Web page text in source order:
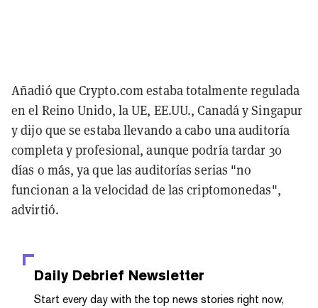
Añadió que Crypto.com estaba totalmente regulada
en el Reino Unido, la UE, EE.UU., Canadá y Singapur
y dijo que se estaba llevando a cabo una auditoría
completa y profesional, aunque podría tardar 30
días o más, ya que las auditorías serias "no
funcionan a la velocidad de las criptomonedas",
advirtió.
Daily Debrief Newsletter
Start every day with the top news stories right now,